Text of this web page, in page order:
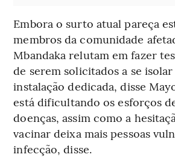
Embora o surto atual pareça
membros da comunidade
Mbandaka relutam em fazer
de serem solicitados a se
instalação dedicada, disse
está dificultando os esforços
doenças, assim como a
vacinar deixa mais pessoas
infecção, disse.